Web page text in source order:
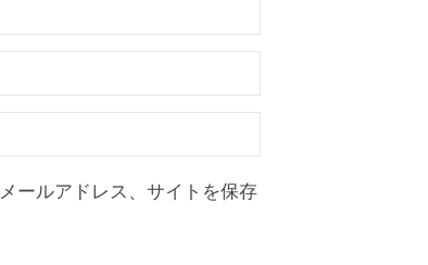
ールアドレス、サイトを保存